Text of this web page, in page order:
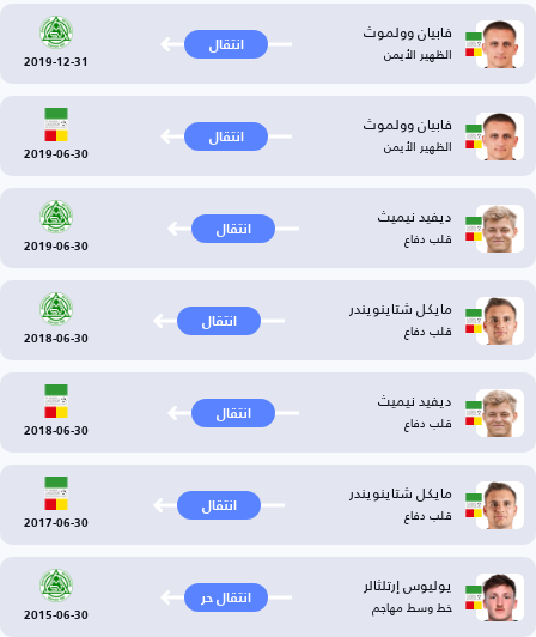
فابيان وولموث
الظهير الأيمن انتقال
2019-12-31
فابيان وولموث
الظهير الأيمن انتقال
2019-06-30
ديفيد نيميث
قلب دفاع انتقال
2019-06-30
مايكل شتاينويندر
قلب دفاع انتقال
2018-06-30
ديفيد نيميث
قلب دفاع انتقال
2018-06-30
مايكل شتاينويندر
قلب دفاع انتقال
2017-06-30
يوليوس إرتلثالر
خط وسط مهاجم انتقال حر
2015-06-30